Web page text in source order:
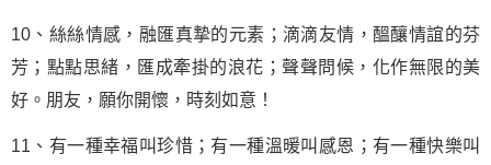
10、絲絲情感，融匯真摯的元素；滴滴友情，醞釀情誼的芬
芳；點點思緒，匯成牽掛的浪花；聲聲問候，化作無限的美
好。朋友，願你開懷，時刻如意！
11、有一種幸福叫珍惜；有一種溫暖叫 感恩 ；有一種快樂叫